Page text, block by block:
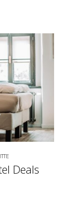
Deals